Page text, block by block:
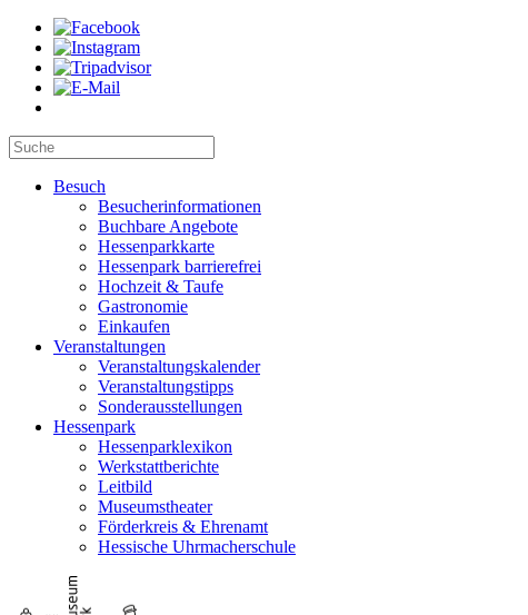
Besuch
Besucherinformationen
Buchbare Angebote
Hessenparkkarte
Hessenpark barrierefrei
Hochzeit & Taufe
Gastronomie
Einkaufen
Veranstaltungen
Veranstaltungskalender
Veranstaltungstipps
Sonderausstellungen
Hessenpark
Hessenparklexikon
Werkstattberichte
Leitbild
Museumstheater
Förderkreis & Ehrenamt
Hessische Uhrmacherschule